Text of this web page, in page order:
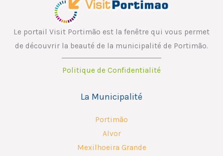
Le portail Visit Portimão est la fenêtre qui vous permet
de découvrir la beauté de la municipalité de Portimão.
Politique de Confidentialité
La Municipalité
Portimão
Alvor
Mexilhoeira Grande